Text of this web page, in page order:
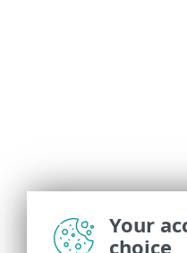
Your
choice